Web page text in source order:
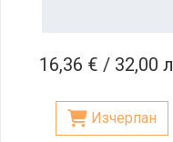
16,36 € / 32,00
Изчерпан